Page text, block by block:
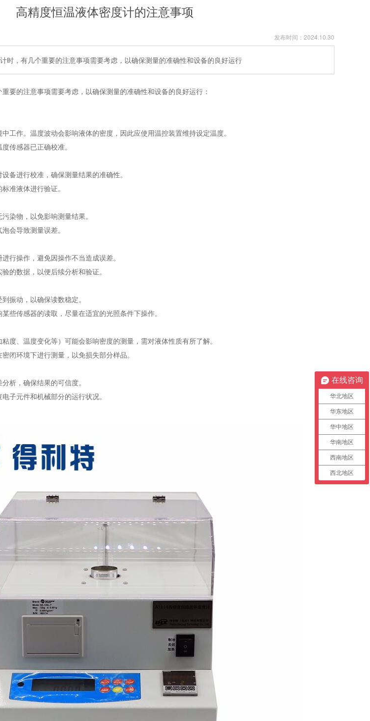
高精度恒温液体密度计的注意事项
发布时间： 2024.10.30
时，有几个重要的注意事项需要考虑，以确保测量的准确性和设备的良好运行
要的注意事项需要考虑，以确保测量的准确性和设备的良好运行：
工作。温度波动会影响液体的密度，因此应使用温控装置维持设定温度。
传感器已正确校准。
备进行校准，确保测量结果的准确性。
准液体进行验证。
染物，以免影响测量结果。
会导致测量误差。
行操作，避免因操作不当造成误差。
的数据，以便后续分析和验证。
振动，以确保读数稳定。
些传感器的读取，尽量在适宜的光照条件下操作。
度、温度变化等）可能会影响密度的测量，需对液体性质有所了解。
闭环境下进行测量，以免损失部分样品。
析，确保结果的可信度。
子元件和机械部分的运行状况。
在线咨询
华北地区
华东地区
华中地区
华南地区
西南地区
西北地区